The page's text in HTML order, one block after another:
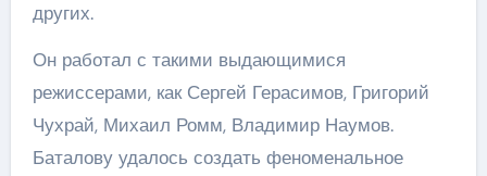
других.
Он работал с такими выдающимися
режиссерами, как Сергей Герасимов, Григорий
Чухрай, Михаил Ромм, Владимир Наумов.
Баталову удалось создать феноменальное